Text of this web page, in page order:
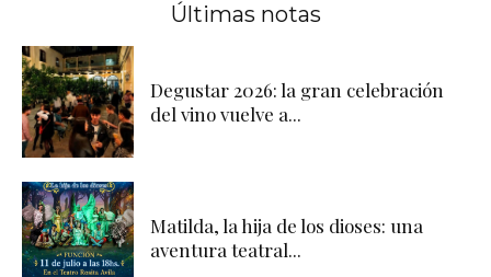
Últimas notas
Degustar 2026: la gran celebración
del vino vuelve a...
Matilda, la hija de los dioses: una
aventura teatral...